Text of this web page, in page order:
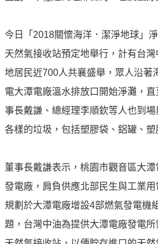
零
中
油
色
守
護
愛
油
深
耕
今日「2018關懷海洋．潔淨地球」
天然氣接收站預定地舉行，計有台
地居民近700人共襄盛舉，眾人沿著
電大潭電廠溫水排放口開始淨灘，
事長戴謙、總經理李順欽等人也到
各樣的垃圾，包括塑膠袋、鋁罐、塑
董事長戴謙表示，桃園市觀音區大
發電廠，肩負供應北部民生與工業
規劃於大潭電廠增設4部燃氣發電機
題，台灣中油為提供大潭電廠發電